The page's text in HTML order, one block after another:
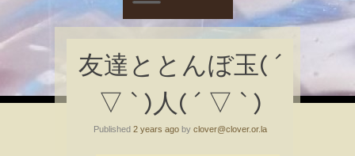
Skip
to
content
友達ととんぼ玉( ´
▽ ` )人( ´ ▽ ` )
Published 2 years agoby clover@clover.or.la